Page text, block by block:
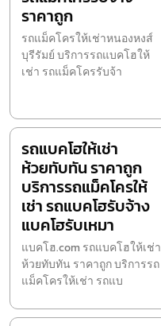
ราคาถูก
รถแม็คโครให้เช่าหนองหงส์
บุรีรัมย์ บริการรถแบคโฮให้
เช่า รถแม็คโครรับจ้า
รถแบคโฮให้เช่า
ห้วยทับทัน ราคาถูก
บริการรถแม็คโครให้
เช่า รถแบคโฮรับจ้าง
แบคโฮรับเหมา
แบคโฮ.com รถแบคโฮให้เช่า
ห้วยทับทัน ราคาถูก บริการรถ
แม็คโครให้เช่า รถแบ